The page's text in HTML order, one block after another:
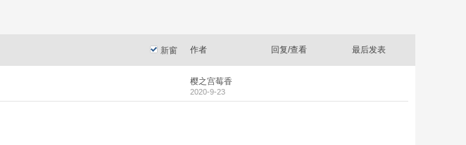
新窗 作者 回复/查看 最后发表
樱之宫莓香
2020-9-23